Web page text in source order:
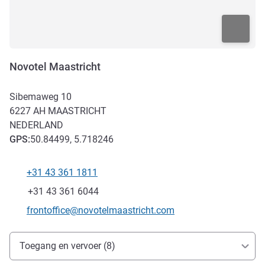
Novotel Maastricht
Sibemaweg 10
6227 AH MAASTRICHT
NEDERLAND
GPS:50.84499, 5.718246
Telefoon
+31 43 361 1811
Fax
+31 43 361 6044
E-mailadres voor contact
frontoffice@novotelmaastricht.com
Toegang en transport
Toegang en vervoer (8)